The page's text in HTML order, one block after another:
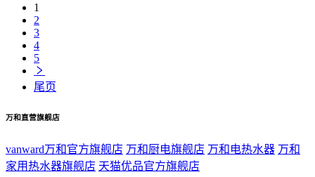
1
2
3
4
5
尾页
万和直营旗舰店
vanward万和官方旗舰店 万和厨电旗舰店 万和电热水器 万和
家用热水器旗舰店 天猫优品官方旗舰店